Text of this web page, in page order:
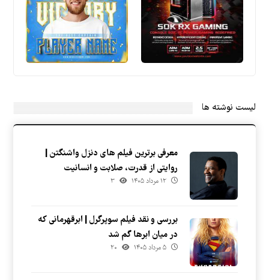
لیست نوشته ها
معرفی برترین فیلم های دنزل واشنگتن |
روایتی از قدرت، صلابت و انسانیت
۱۲ مرداد ۱۴۰۵ ۳
بررسی و نقد فیلم سوپرگرل | ابرقهرمانی که
در میان ابرها گم شد
۵ مرداد ۱۴۰۵ ۲۰